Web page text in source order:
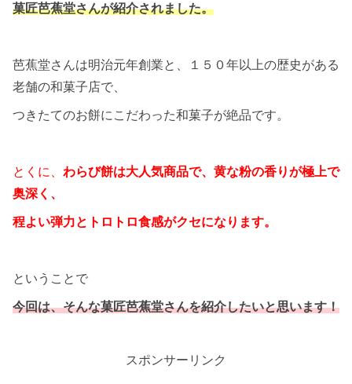
菓匠芭蕉堂さんが紹介されました。
芭蕉堂さんは明治元年創業と、１５０年以上の歴史がある
老舗の和菓子店で、
つきたてのお餅にこだわった和菓子が絶品です。
とくに、 わらび餅は大人気商品で、黄な粉の香りが極上で
奥深く、
程よい弾力とトロトロ食感がクセになります。
ということで
今回は、そんな菓匠芭蕉堂さんを紹介したいと思います！
スポンサーリンク